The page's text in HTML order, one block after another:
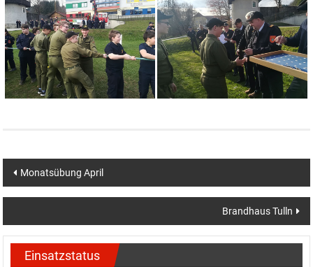
Beitragsnavigation
Monatsübung April
Brandhaus Tulln
Einsatzstatus